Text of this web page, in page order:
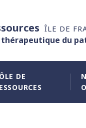
ÎLE DE
du
DE